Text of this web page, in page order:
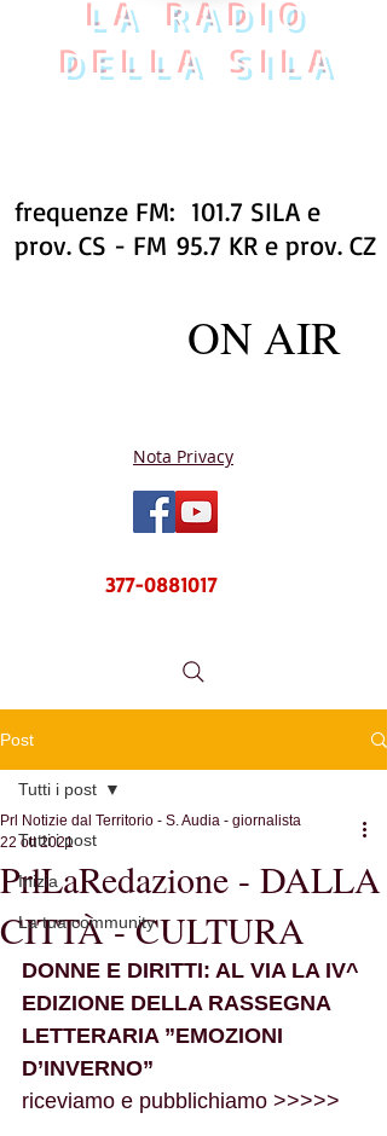
LA RADIO
DELLA SILA
frequenze FM: 101.7 SILA e
prov. CS - FM 95.7 KR e prov. CZ
ON AIR
Nota Privacy
377-0881017
Post
Tutti i post
Inizia
La tua community
Tutti i post
PrlLaRedazione - DALLA
CITTÀ - CULTURA
Prl Notizie dal Territorio - S. Audia - giornalista
22 ott 2021
DONNE E DIRITTI: AL VIA LA IV^
EDIZIONE DELLA RASSEGNA
LETTERARIA ”EMOZIONI
D’INVERNO”
riceviamo e pubblichiamo >>>>>